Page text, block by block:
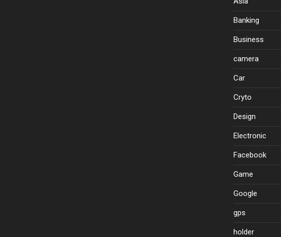
Banking
Business
camera
Car
Cryto
Design
Electronic
Facebook
Game
Google
gps
holder